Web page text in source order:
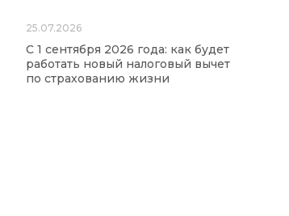
25.07.2026
С 1 сентября 2026 года: как будет
работать новый налоговый вычет
по страхованию жизни